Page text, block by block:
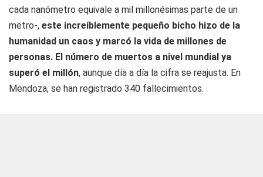
cada nanómetro equivale a mil millonésimas parte de un
metro-, este increíblemente pequeño bicho hizo de la
humanidad un caos y marcó la vida de millones de
personas. El número de muertos a nivel mundial ya
superó el millón, aunque día a día la cifra se reajusta. En
Mendoza, se han registrado 340 fallecimientos.